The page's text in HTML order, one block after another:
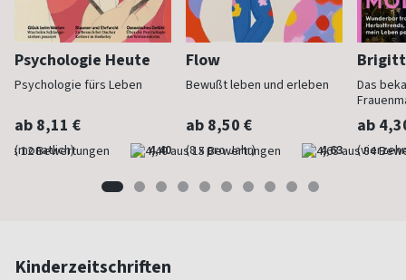
Psychologie Heute
Psychologie fürs Leben
ab 8,11 €
(monatlich) 4,40
Flow
Bewußt leben und erleben
ab 8,50 €
(8 x pro Jahr) 4,63
Das
ab
Kinderzeitschriften